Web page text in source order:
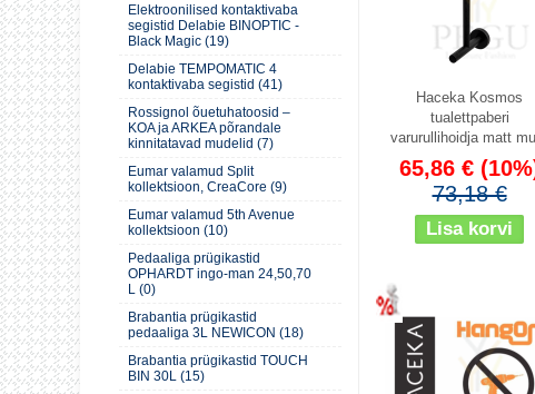
Elektroonilised kontaktivaba
segistid Delabie BINOPTIC -
Black Magic (19)
Delabie TEMPOMATIC 4
kontaktivaba segistid (41)
Rossignol õuetuhatoosid –
KOA ja ARKEA põrandale
kinnitatavad mudelid (7)
Eumar valamud Split
kollektsioon, CreaCore (9)
Eumar valamud 5th Avenue
kollektsioon (10)
Pedaaliga prügikastid
OPHARDT ingo-man 24,50,70
L (0)
Brabantia prügikastid
pedaaliga 3L NEWICON (18)
Brabantia prügikastid TOUCH
BIN 30L (15)
Haceka Kosmos
tualettpaberi
varurullihoidja matt
65,86 €
73,18 €